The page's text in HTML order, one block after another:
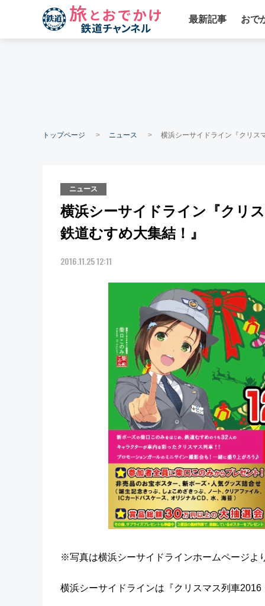
最新記事 おで
トップページ ニュース 横浜シーサイドライン『クリ
ニュース
横浜シーサイドライン『クリ
鉄道むすめ大集結！』
2016.11.25 12:11
※写真は横浜シーサイドラインホームページよ
横浜シーサイドラインは『クリスマス列車